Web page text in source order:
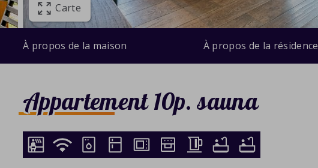
Carte
À propos de la maison À propos de la résidence
Appartement 10p. sauna